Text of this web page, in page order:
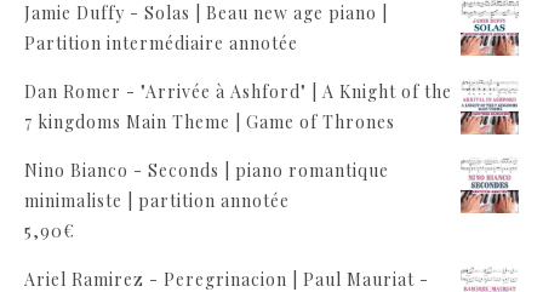
Jamie Duffy - Solas | Beau new age piano |
Partition intermédiaire annotée
Dan Romer - "Arrivée à Ashford" | A Knight of the
7 kingdoms Main Theme | Game of Thrones
Nino Bianco - Seconds | piano romantique
minimaliste | partition annotée
5,90€
Ariel Ramirez - Peregrinacion | Paul Mauriat -